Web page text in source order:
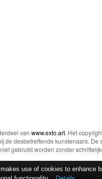
van www.exto.art. Het
de desbetreffende kunstenaars. De
gebruikt worden zonder
use of cookies to enhance